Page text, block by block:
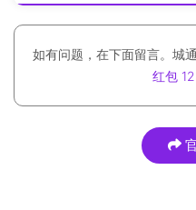
如有问题，在下面留言。城
红包